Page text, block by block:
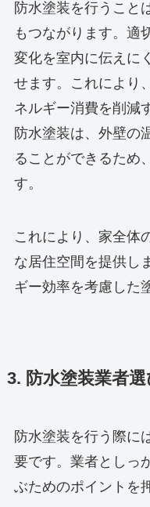
防水塗装を行うこと
もつながります。適
変化を室内に伝えに
せます。これにより
ネルギー消費を削減
防水塗装は、外壁の
ることができるため
す。
これにより、家全体
な居住空間を提供し
ギー効率を考慮した
3. 防水塗装業者
防水塗装を行う際に
要です。業者としっ
ぶためのポイントを